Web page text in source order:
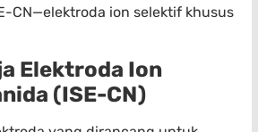
CN—elektroda ion selektif khusus
Elektroda Ion
(ISE-CN)